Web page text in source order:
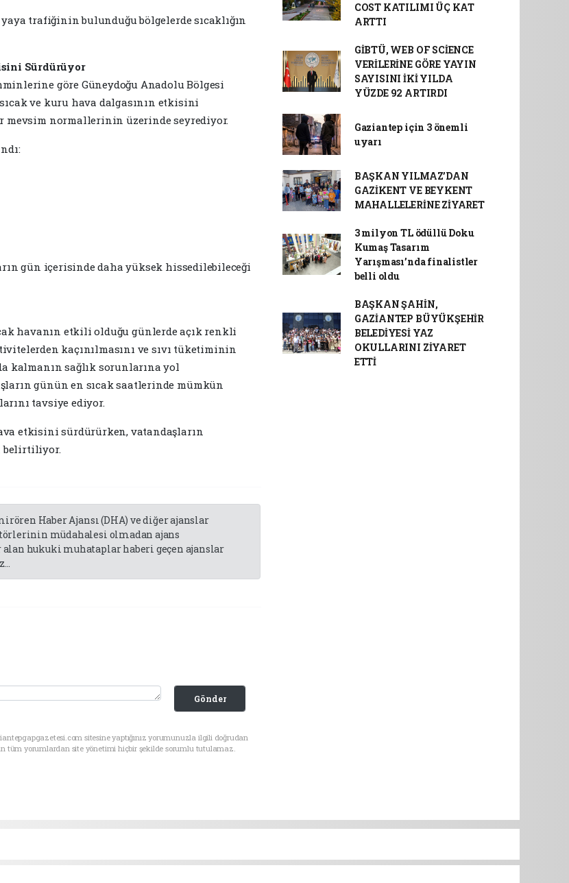
trafiğinin bulunduğu bölgelerde sıcaklığın
Sürdürüyor
göre Güneydoğu Anadolu Bölgesi
ve kuru hava dalgasının etkisini
mevsim normallerinin üzerinde seyrediyor.
gün içerisinde daha yüksek hissedilebileceği
havanın etkili olduğu günlerde açık renkli
kaçınılmasını ve sıvı tüketiminin
kalmanın sağlık sorunlarına yol
günün en sıcak saatlerinde mümkün
tavsiye ediyor.
etkisini sürdürürken, vatandaşların
belirtiliyor.
Haber Ajansı (DHA) ve diğer ajanslar
müdahalesi olmadan ajans
hukuki muhataplar haberi geçen ajanslar
Gönder
sitesine yaptığınız yorumunuzla ilgili doğrudan
tüm yorumlardan site yönetimi hiçbir şekilde sorumlu tutulamaz.
COST KATILIMI ÜÇ KAT
ARTTI
GİBTÜ, WEB OF SCİENCE
VERİLERİNE GÖRE YAYIN
SAYISINI İKİ YILDA
YÜZDE 92 ARTIRDI
Gaziantep için 3 önemli
uyarı
BAŞKAN YILMAZ’DAN
GAZİKENT VE BEYKENT
MAHALLELERİNE ZİYARET
3 milyon TL ödüllü Doku
Kumaş Tasarım
Yarışması’nda finalistler
belli oldu
BAŞKAN ŞAHİN,
GAZİANTEP BÜYÜKŞEHİR
BELEDİYESİ YAZ
OKULLARINI ZİYARET
ETTİ